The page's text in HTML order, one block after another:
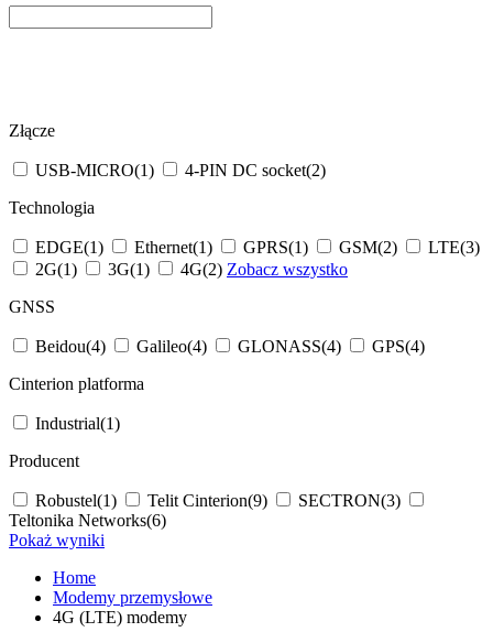
Złącze
USB-MICRO(1) 4-PIN DC socket(2)
Technologia
EDGE(1) Ethernet(1) GPRS(1) GSM(2) LTE(3)
2G(1) 3G(1) 4G(2) Zobacz wszystko
GNSS
Beidou(4) Galileo(4) GLONASS(4) GPS(4)
Cinterion platforma
Industrial(1)
Producent
Robustel(1) Telit Cinterion(9) SECTRON(3)
Teltonika Networks(6)
Pokaż wyniki
Home
Modemy przemysłowe
4G (LTE) modemy